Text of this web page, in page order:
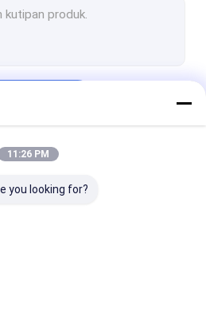
11:26 PM
you looking for?